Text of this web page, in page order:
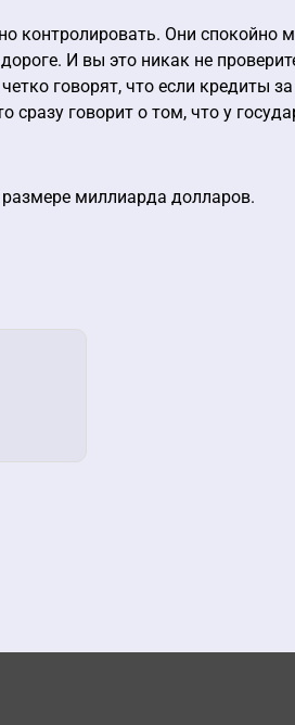
контролировать. Они спокойно
И вы это никак не
говорят, что если кредиты
сразу говорит о том, что у
миллиарда долларов.